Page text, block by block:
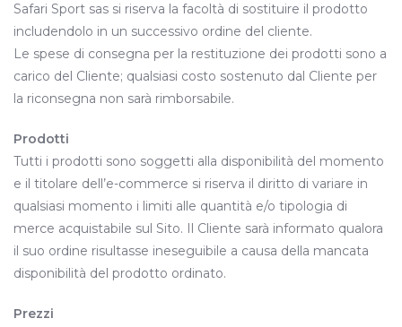
Safari Sport sas si riserva la facoltà di sostituire il prodotto
includendolo in un successivo ordine del cliente.
Le spese di consegna per la restituzione dei prodotti sono a
carico del Cliente; qualsiasi costo sostenuto dal Cliente per
la riconsegna non sarà rimborsabile.
Prodotti
Tutti i prodotti sono soggetti alla disponibilità del momento
e il titolare dell’e-commerce si riserva il diritto di variare in
qualsiasi momento i limiti alle quantità e/o tipologia di
merce acquistabile sul Sito. Il Cliente sarà informato qualora
il suo ordine risultasse ineseguibile a causa della mancata
disponibilità del prodotto ordinato.
Prezzi